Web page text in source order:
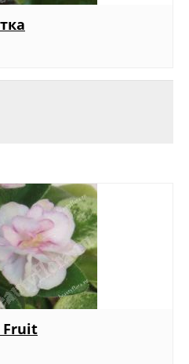
Fruit